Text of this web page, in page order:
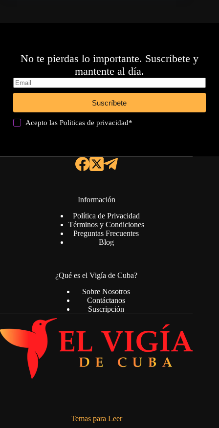
No te pierdas lo importante. Suscríbete y
mantente al día.
Suscríbete
Acepto lasPoliticas de privacidad*
Información
Política de Privacidad
Términos y Condiciones
Preguntas Frecuentes
Blog
¿Qué es el Vigía de Cuba?
Sobre Nosotros
Contáctanos
Suscripción
Temas para Leer